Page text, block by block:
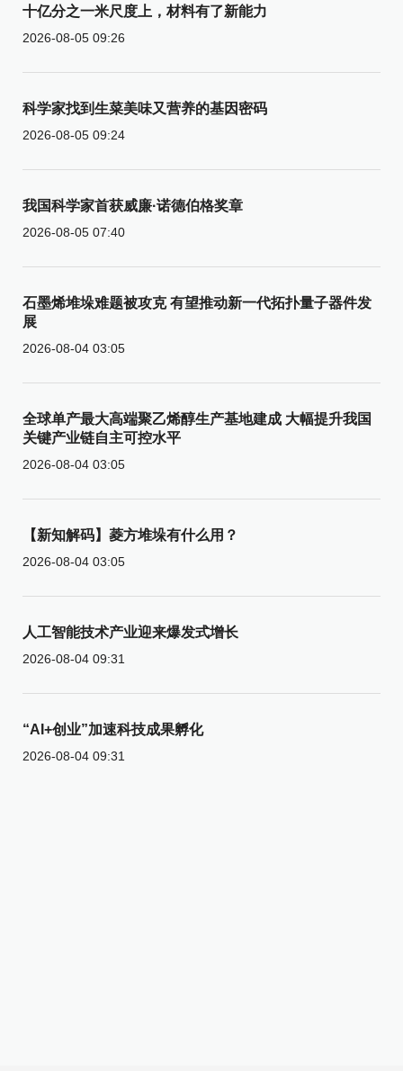
十亿分之一米尺度上，材料有了新能力
2026-08-05 09:26
科学家找到生菜美味又营养的基因密码
2026-08-05 09:24
我国科学家首获威廉·诺德伯格奖章
2026-08-05 07:40
石墨烯堆垛难题被攻克 有望推动新一代拓扑量子器件发
展
2026-08-04 03:05
全球单产最大高端聚乙烯醇生产基地建成 大幅提升我国
关键产业链自主可控水平
2026-08-04 03:05
【新知解码】菱方堆垛有什么用？
2026-08-04 03:05
人工智能技术产业迎来爆发式增长
2026-08-04 09:31
“AI+创业”加速科技成果孵化
2026-08-04 09:31